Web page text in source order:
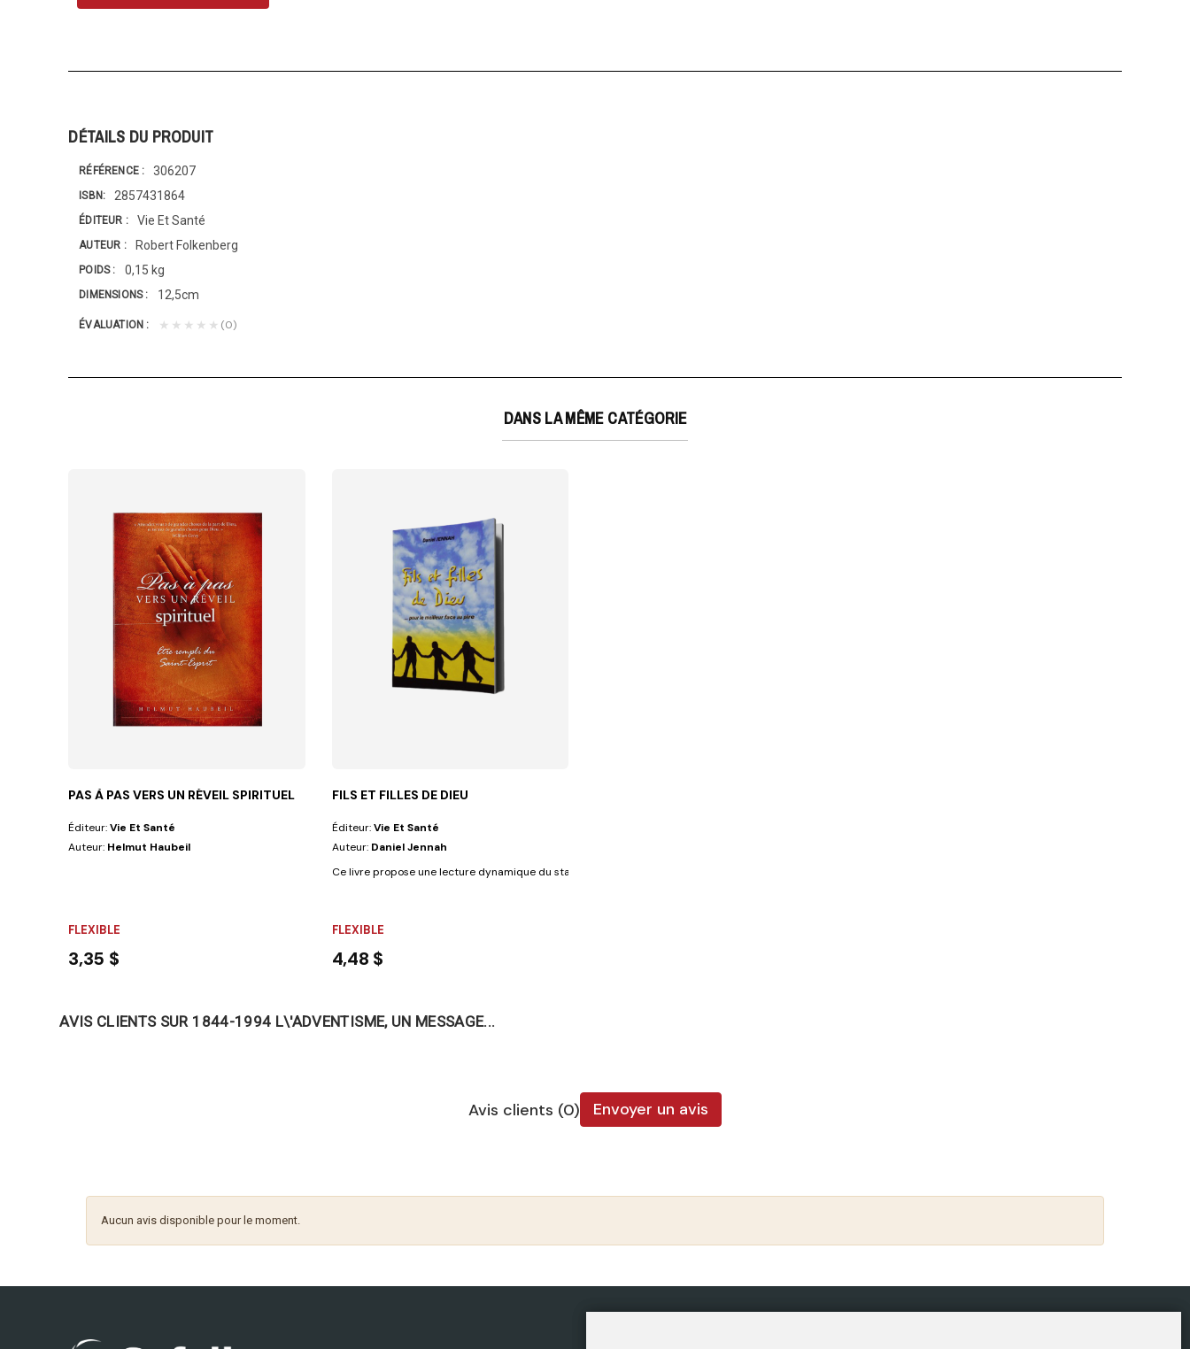
DÉTAILS DU PRODUIT
RÉFÉRENCE 306207
ISBN 2857431864
ÉDITEUR Vie Et Santé
AUTEUR Robert Folkenberg
POIDS 0,15 kg
DIMENSIONS 12,5cm
ÉVALUATION ★★★★★ (0)
DANS LA MÊME CATÉGORIE
PAS À PAS VERS UN RÉVEIL SPIRITUEL
Éditeur:Vie Et Santé
Auteur: Helmut Haubeil
FLEXIBLE
3,35 $
FILS ET FILLES DE DIEU
Éditeur:Vie Et Santé
Auteur: Daniel Jennah
Ce livre propose une lecture dynamique du statut filial accordé aux disciples de...
FLEXIBLE
4,48 $
AVIS CLIENTS SUR 1844-1994 L\'ADVENTISME, UN MESSAGE...
Avis clients (0) Envoyer un avis
Aucun avis disponible pour le moment.